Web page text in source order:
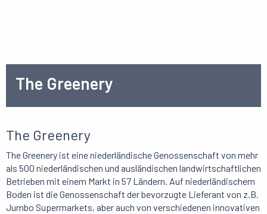
The Greenery
The Greenery
The Greenery ist eine niederländische Genossenschaft von mehr
als 500 niederländischen und ausländischen landwirtschaftlichen
Betrieben mit einem Markt in 57 Ländern. Auf niederländischem
Boden ist die Genossenschaft der bevorzugte Lieferant von z.B.
Jumbo Supermarkets, aber auch von verschiedenen innovativen